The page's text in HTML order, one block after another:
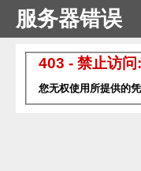
服务器错误
403 - 禁止访问
您无权使用所提供的